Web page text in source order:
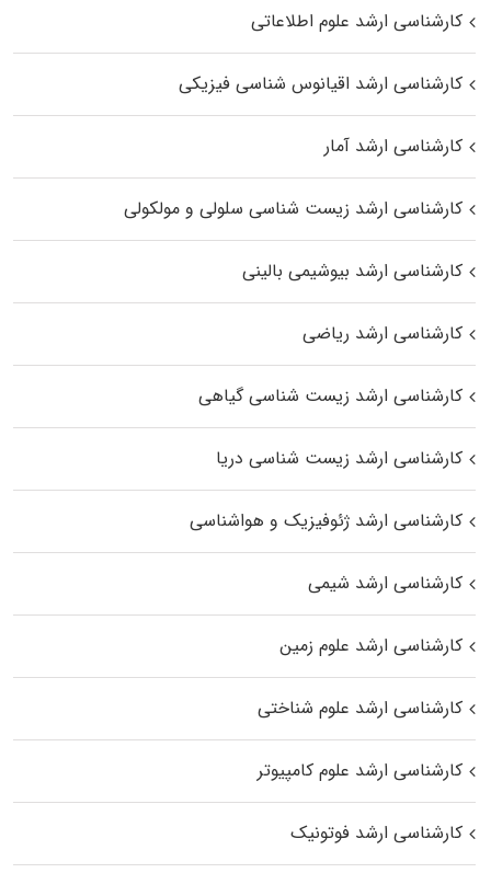
کارشناسی ارشد علوم اطلاعاتی
کارشناسی ارشد اقیانوس‌ شناسی فیزیکی
کارشناسی ارشد آمار
کارشناسی ارشد زیست شناسی سلولی و مولکولی
کارشناسی ارشد بیوشیمی بالینی
کارشناسی ارشد ریاضی
کارشناسی ارشد زیست‌ شناسی گیاهی
کارشناسی ارشد زیست‌ شناسی دریا
کارشناسی ارشد ژئوفیزیک و هواشناسی
کارشناسی ارشد شیمی
کارشناسی ارشد علوم زمین
کارشناسی ارشد علوم شناختی
کارشناسی ارشد علوم کامپیوتر
کارشناسی ارشد فوتونیک